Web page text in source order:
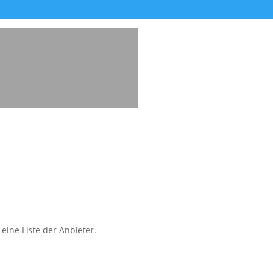
Liste der Anbieter.